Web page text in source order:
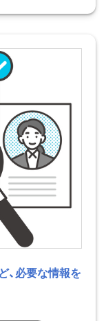
、必要な情報を